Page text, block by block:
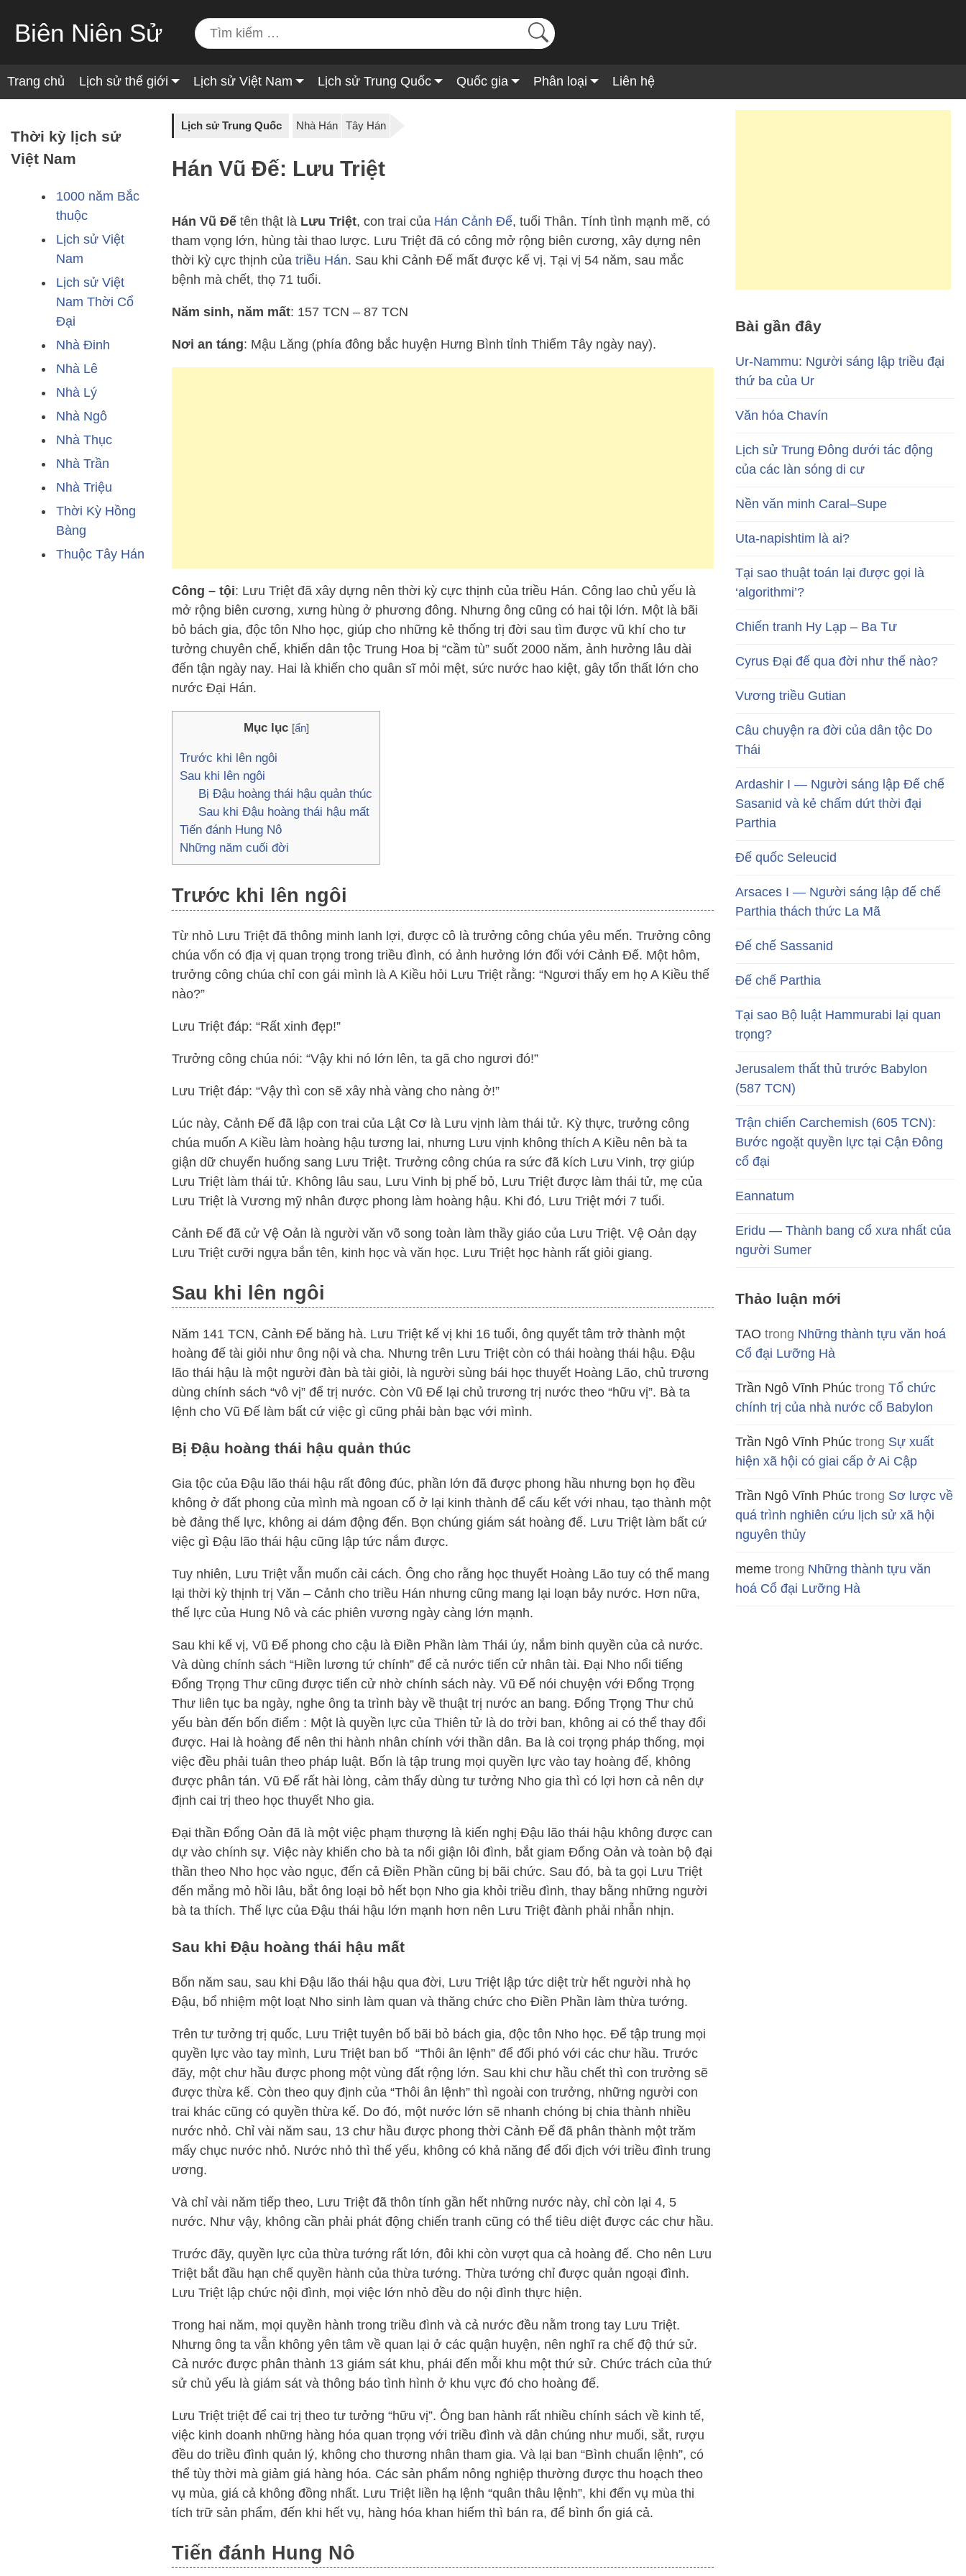
Biên Niên Sử
Trang chủ Lịch sử thế giới Lịch sử Việt Nam Lịch sử Trung Quốc Quốc gia Phân loại Liên hệ
Thời kỳ lịch sử
Việt Nam
1000 năm Bắc
thuộc
Lịch sử Việt
Nam
Lịch sử Việt
Nam Thời Cổ
Đại
Nhà Đinh
Nhà Lê
Nhà Lý
Nhà Ngô
Nhà Thục
Nhà Trần
Nhà Triệu
Thời Kỳ Hồng
Bàng
Thuộc Tây Hán
Lịch sử Trung Quốc Nhà Hán Tây Hán
Hán Vũ Đế: Lưu Triệt
Hán Vũ Đế tên thật là Lưu Triệt, con trai của Hán Cảnh Đế, tuổi Thân. Tính tình mạnh mẽ, có
tham vọng lớn, hùng tài thao lược. Lưu Triệt đã có công mở rộng biên cương, xây dựng nên
thời kỳ cực thịnh của triều Hán. Sau khi Cảnh Đế mất được kế vị. Tại vị 54 năm, sau mắc
bệnh mà chết, thọ 71 tuổi.
Năm sinh, năm mất: 157 TCN – 87 TCN
Nơi an táng: Mậu Lăng (phía đông bắc huyện Hưng Bình tỉnh Thiểm Tây ngày nay).
Công – tội: Lưu Triệt đã xây dựng nên thời kỳ cực thịnh của triều Hán. Công lao chủ yếu là
mở rộng biên cương, xưng hùng ở phương đông. Nhưng ông cũng có hai tội lớn. Một là bãi
bỏ bách gia, độc tôn Nho học, giúp cho những kẻ thống trị đời sau tìm được vũ khí cho tư
tưởng chuyên chế, khiến dân tộc Trung Hoa bị “cầm tù” suốt 2000 năm, ảnh hưởng lâu dài
đến tận ngày nay. Hai là khiến cho quân sĩ mỏi mệt, sức nước hao kiệt, gây tổn thất lớn cho
nước Đại Hán.
Mục lục [ẩn]
Trước khi lên ngôi
Sau khi lên ngôi
Bị Đậu hoàng thái hậu quản thúc
Sau khi Đậu hoàng thái hậu mất
Tiến đánh Hung Nô
Những năm cuối đời
Trước khi lên ngôi
Từ nhỏ Lưu Triệt đã thông minh lanh lợi, được cô là trưởng công chúa yêu mến. Trưởng công
chúa vốn có địa vị quan trọng trong triều đình, có ảnh hưởng lớn đối với Cảnh Đế. Một hôm,
trưởng công chúa chỉ con gái mình là A Kiều hỏi Lưu Triệt rằng: “Ngươi thấy em họ A Kiều thế
nào?”
Lưu Triệt đáp: “Rất xinh đẹp!”
Trưởng công chúa nói: “Vậy khi nó lớn lên, ta gã cho ngươi đó!”
Lưu Triệt đáp: “Vậy thì con sẽ xây nhà vàng cho nàng ở!”
Lúc này, Cảnh Đế đã lập con trai của Lật Cơ là Lưu vịnh làm thái tử. Kỳ thực, trưởng công
chúa muốn A Kiều làm hoàng hậu tương lai, nhưng Lưu vịnh không thích A Kiều nên bà ta
giận dữ chuyển huống sang Lưu Triệt. Trưởng công chúa ra sức đã kích Lưu Vinh, trợ giúp
Lưu Triệt làm thái tử. Không lâu sau, Lưu Vinh bị phế bỏ, Lưu Triệt được làm thái tử, mẹ của
Lưu Triệt là Vương mỹ nhân được phong làm hoàng hậu. Khi đó, Lưu Triệt mới 7 tuổi.
Cảnh Đế đã cử Vệ Oản là người văn võ song toàn làm thầy giáo của Lưu Triệt. Vệ Oản dạy
Lưu Triệt cưỡi ngựa bắn tên, kinh học và văn học. Lưu Triệt học hành rất giỏi giang.
Sau khi lên ngôi
Năm 141 TCN, Cảnh Đế băng hà. Lưu Triệt kế vị khi 16 tuổi, ông quyết tâm trở thành một
hoàng đế tài giỏi như ông nội và cha. Nhưng trên Lưu Triệt còn có thái hoàng thái hậu. Đậu
lão thái hậu là một người đàn bà tài giỏi, là người sùng bái học thuyết Hoàng Lão, chủ trương
dùng chính sách “vô vị” để trị nước. Còn Vũ Đế lại chủ trương trị nước theo “hữu vị”. Bà ta
lệnh cho Vũ Đế làm bất cứ việc gì cũng phải bàn bạc với mình.
Bị Đậu hoàng thái hậu quản thúc
Gia tộc của Đậu lão thái hậu rất đông đúc, phần lớn đã được phong hầu nhưng bọn họ đều
không ở đất phong của mình mà ngoan cố ở lại kinh thành để cấu kết với nhau, tạo thành một
bè đảng thế lực, không ai dám động đến. Bọn chúng giám sát hoàng đế. Lưu Triệt làm bất cứ
việc gì Đậu lão thái hậu cũng lập tức nắm được.
Tuy nhiên, Lưu Triệt vẫn muốn cải cách. Ông cho rằng học thuyết Hoàng Lão tuy có thể mang
lại thời kỳ thịnh trị Văn – Cảnh cho triều Hán nhưng cũng mang lại loạn bảy nước. Hơn nữa,
thế lực của Hung Nô và các phiên vương ngày càng lớn mạnh.
Sau khi kế vị, Vũ Đế phong cho cậu là Điền Phần làm Thái úy, nắm binh quyền của cả nước.
Và dùng chính sách “Hiền lương tứ chính” để cả nước tiến cử nhân tài. Đại Nho nổi tiếng
Đổng Trọng Thư cũng được tiến cử nhờ chính sách này. Vũ Đế nói chuyện với Đổng Trọng
Thư liên tục ba ngày, nghe ông ta trình bày về thuật trị nước an bang. Đổng Trọng Thư chủ
yếu bàn đến bốn điểm : Một là quyền lực của Thiên tử là do trời ban, không ai có thể thay đổi
được. Hai là hoàng đế nên thi hành nhân chính với thần dân. Ba là coi trọng pháp thống, mọi
việc đều phải tuân theo pháp luật. Bốn là tập trung mọi quyền lực vào tay hoàng đế, không
được phân tán. Vũ Đế rất hài lòng, cảm thấy dùng tư tưởng Nho gia thì có lợi hơn cả nên dự
định cai trị theo học thuyết Nho gia.
Đại thần Đổng Oản đã là một việc phạm thượng là kiến nghị Đậu lão thái hậu không được can
dự vào chính sự. Việc này khiến cho bà ta nổi giận lôi đình, bắt giam Đổng Oản và toàn bộ đại
thần theo Nho học vào ngục, đến cả Điền Phần cũng bị bãi chức. Sau đó, bà ta gọi Lưu Triệt
đến mắng mỏ hồi lâu, bắt ông loại bỏ hết bọn Nho gia khỏi triều đình, thay bằng những người
bà ta thích. Thế lực của Đậu thái hậu lớn mạnh hơn nên Lưu Triệt đành phải nhẫn nhịn.
Sau khi Đậu hoàng thái hậu mất
Bốn năm sau, sau khi Đậu lão thái hậu qua đời, Lưu Triệt lập tức diệt trừ hết người nhà họ
Đậu, bổ nhiệm một loạt Nho sinh làm quan và thăng chức cho Điền Phần làm thừa tướng.
Trên tư tưởng trị quốc, Lưu Triệt tuyên bố bãi bỏ bách gia, độc tôn Nho học. Để tập trung mọi
quyền lực vào tay mình, Lưu Triệt ban bố “Thôi ân lệnh” để đối phó với các chư hầu. Trước
đãy, một chư hầu được phong một vùng đất rộng lớn. Sau khi chư hầu chết thì con trưởng sẽ
được thừa kế. Còn theo quy định của “Thôi ân lệnh” thì ngoài con trưởng, những người con
trai khác cũng có quyền thừa kế. Do đó, một nước lớn sẽ nhanh chóng bị chia thành nhiều
nước nhỏ. Chỉ vài năm sau, 13 chư hầu được phong thời Cảnh Đế đã phân thành một trăm
mấy chục nước nhỏ. Nước nhỏ thì thế yếu, không có khả năng để đối địch với triều đình trung
ương.
Và chỉ vài năm tiếp theo, Lưu Triệt đã thôn tính gần hết những nước này, chỉ còn lại 4, 5
nước. Như vậy, không cần phải phát động chiến tranh cũng có thể tiêu diệt được các chư hầu.
Trước đãy, quyền lực của thừa tướng rất lớn, đôi khi còn vượt qua cả hoàng đế. Cho nên Lưu
Triệt bắt đầu hạn chế quyền hành của thừa tướng. Thừa tướng chỉ được quản ngoại đình.
Lưu Triệt lập chức nội đình, mọi việc lớn nhỏ đều do nội đình thực hiện.
Trong hai năm, mọi quyền hành trong triều đình và cả nước đều nằm trong tay Lưu Triệt.
Nhưng ông ta vẫn không yên tâm về quan lại ở các quận huyện, nên nghĩ ra chế độ thứ sử.
Cả nước được phân thành 13 giám sát khu, phái đến mỗi khu một thứ sử. Chức trách của thứ
sử chủ yếu là giám sát và thông báo tình hình ở khu vực đó cho hoàng đế.
Lưu Triệt triệt để cai trị theo tư tưởng “hữu vị”. Ông ban hành rất nhiều chính sách về kinh tế,
việc kinh doanh những hàng hóa quan trọng với triều đình và dân chúng như muối, sắt, rượu
đều do triều đình quản lý, không cho thương nhân tham gia. Và lại ban “Bình chuẩn lệnh”, có
thể tùy thời mà giảm giá hàng hóa. Các sản phẩm nông nghiệp thường được thu hoạch theo
vụ mùa, giá cả không đồng nhất. Lưu Triệt liền hạ lệnh “quân thâu lệnh”, khi đến vụ mùa thi
tích trữ sản phẩm, đến khi hết vụ, hàng hóa khan hiếm thì bán ra, để bình ổn giá cả.
Tiến đánh Hung Nô
Bài gần đây
Ur-Nammu: Người sáng lập triều đại
thứ ba của Ur
Văn hóa Chavín
Lịch sử Trung Đông dưới tác động
của các làn sóng di cư
Nền văn minh Caral–Supe
Uta-napishtim là ai?
Tại sao thuật toán lại được gọi là
‘algorithmi’?
Chiến tranh Hy Lạp – Ba Tư
Cyrus Đại đế qua đời như thế nào?
Vương triều Gutian
Câu chuyện ra đời của dân tộc Do
Thái
Ardashir I — Người sáng lập Đế chế
Sasanid và kẻ chấm dứt thời đại
Parthia
Đế quốc Seleucid
Arsaces I — Người sáng lập đế chế
Parthia thách thức La Mã
Đế chế Sassanid
Đế chế Parthia
Tại sao Bộ luật Hammurabi lại quan
trọng?
Jerusalem thất thủ trước Babylon
(587 TCN)
Trận chiến Carchemish (605 TCN):
Bước ngoặt quyền lực tại Cận Đông
cổ đại
Eannatum
Eridu — Thành bang cổ xưa nhất của
người Sumer
Thảo luận mới
TAO trong Những thành tựu văn hoá
Cổ đại Lưỡng Hà
Trần Ngô Vĩnh Phúc trong Tổ chức
chính trị của nhà nước cổ Babylon
Trần Ngô Vĩnh Phúc trong Sự xuất
hiện xã hội có giai cấp ở Ai Cập
Trần Ngô Vĩnh Phúc trong Sơ lược về
quá trình nghiên cứu lịch sử xã hội
nguyên thủy
meme trong Những thành tựu văn
hoá Cổ đại Lưỡng Hà